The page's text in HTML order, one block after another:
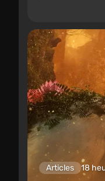
Articles 18